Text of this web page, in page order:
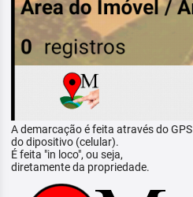
A demarcação é feita através do GPS
do dipositivo (celular).
É feita "in loco", ou seja,
diretamente da propriedade.